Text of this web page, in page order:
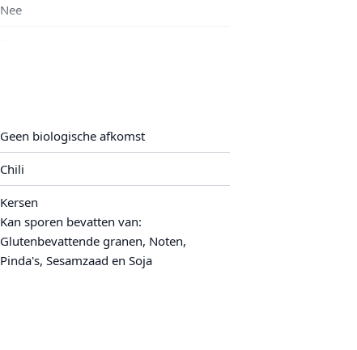
Nee
Nee
Nee
Ja
Nee
Geen biologische afkomst
Chili
Kersen
Kan sporen bevatten van:
Glutenbevattende granen, Noten,
Pinda's, Sesamzaad en Soja